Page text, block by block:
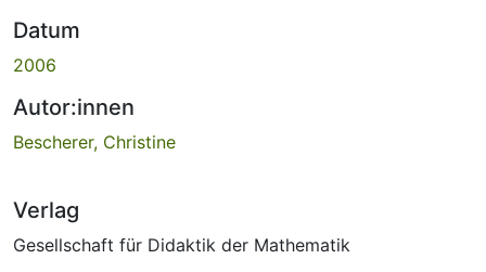
Datum
2006
Autor:innen
Bescherer, Christine
Verlag
Gesellschaft für Didaktik der Mathematik